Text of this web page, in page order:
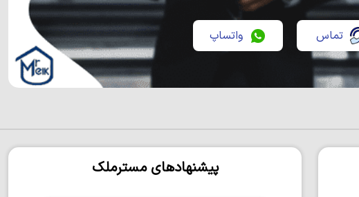
تماس واتساپ
پیشنهادهای مسترملک